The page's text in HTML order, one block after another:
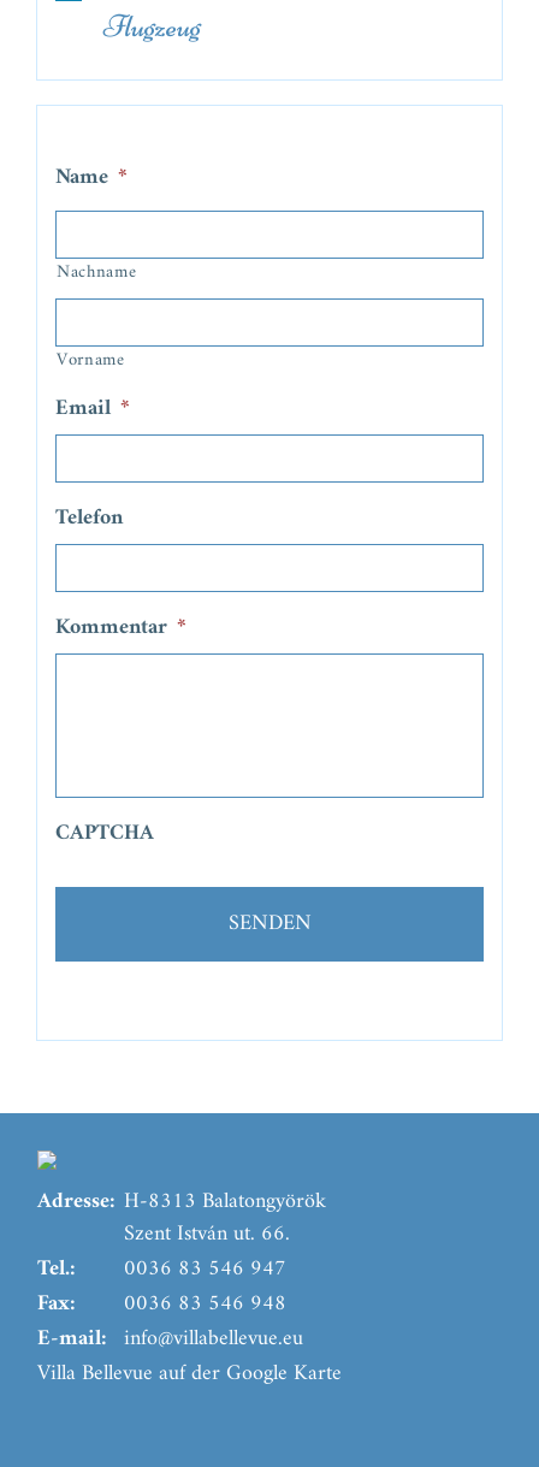
Flugzeug
Name *
Nachname
Vorname
Email *
Telefon
Kommentar *
CAPTCHA
Adresse: H-8313 Balatongyörök
Szent István ut. 66.
Tel.:
0036 83 546 947
Fax:
0036 83 546 948
E-mail: info@villabellevue.eu
Villa Bellevue auf der Google Karte